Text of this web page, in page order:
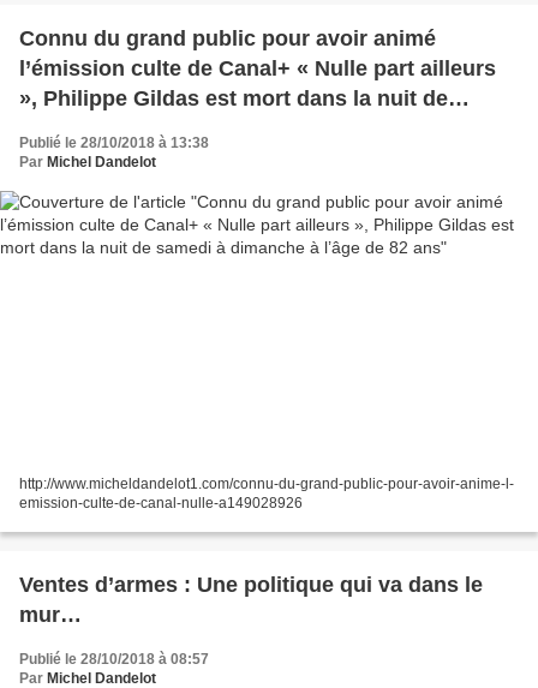
Connu du grand public pour avoir animé
l’émission culte de Canal+ « Nulle part ailleurs
», Philippe Gildas est mort dans la nuit de
samedi à dimanche à l’âge de 82 ans
Publié le 28/10/2018 à 13:38
Par Michel Dandelot
http://www.micheldandelot1.com/connu-du-grand-public-pour-avoir-anime-l-
emission-culte-de-canal-nulle-a149028926
Ventes d’armes : Une politique qui va dans le
mur…
Publié le 28/10/2018 à 08:57
Par Michel Dandelot